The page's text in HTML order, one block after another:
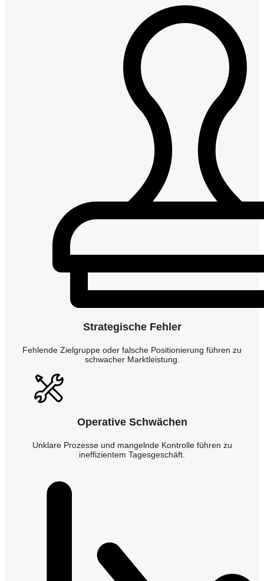
Strategische Fehler
Fehlende Zielgruppe oder falsche Positionierung führen zu
schwacher Marktleistung.
Operative Schwächen
Unklare Prozesse und mangelnde Kontrolle führen zu
ineffizientem Tagesgeschäft.